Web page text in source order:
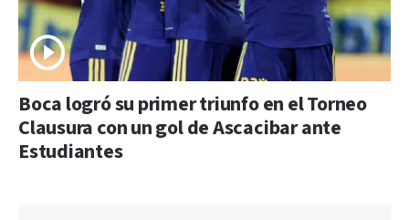
Boca logró su primer triunfo en el Torneo
Clausura con un gol de Ascacibar ante
Estudiantes